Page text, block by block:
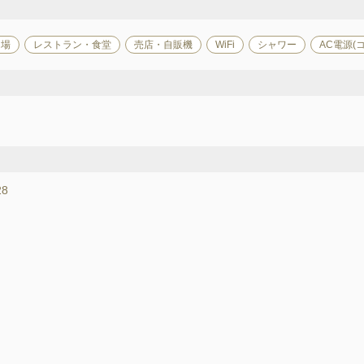
レストラン・食堂 売店・自販機 WiFi シャワー AC電源(